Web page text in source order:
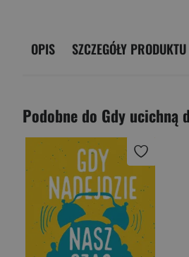
OPIS SZCZEGÓŁY PRODUKTU
Podobne do Gdy ucichną